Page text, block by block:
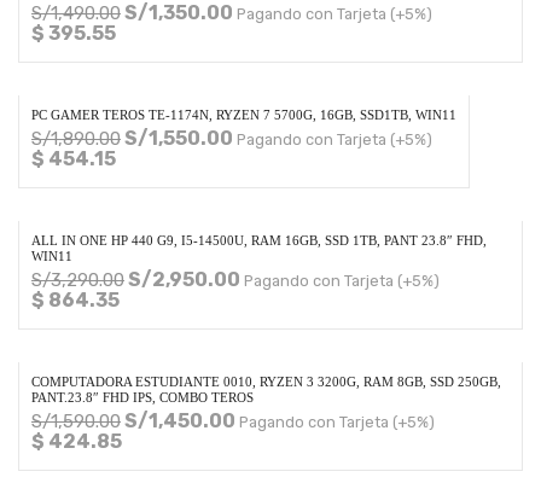
S/1,490.00S/1,350.00 Pagando con Tarjeta (+5%)
$ 395.55
PC GAMER TEROS TE-1174N, RYZEN 7 5700G, 16GB, SSD1TB, WIN11
S/1,890.00S/1,550.00 Pagando con Tarjeta (+5%)
$ 454.15
ALL IN ONE HP 440 G9, I5-14500U, RAM 16GB, SSD 1TB, PANT 23.8″ FHD,
WIN11
S/3,290.00S/2,950.00 Pagando con Tarjeta (+5%)
$ 864.35
COMPUTADORA ESTUDIANTE 0010, RYZEN 3 3200G, RAM 8GB, SSD 250GB,
PANT.23.8″ FHD IPS, COMBO TEROS
S/1,590.00S/1,450.00 Pagando con Tarjeta (+5%)
$ 424.85